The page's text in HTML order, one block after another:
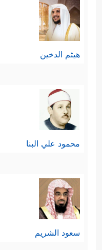
هيثم الدخين
محمود علي البنا
سعود الشريم